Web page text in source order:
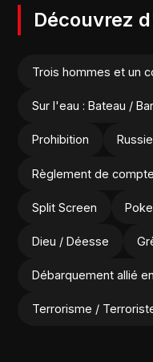
Découvrez
Trois hommes et un
Sur l'eau : Bateau /
Prohibition
Règlement de compte
Split Screen
Dieu / Déesse
Débarquement allié
Terrorisme /